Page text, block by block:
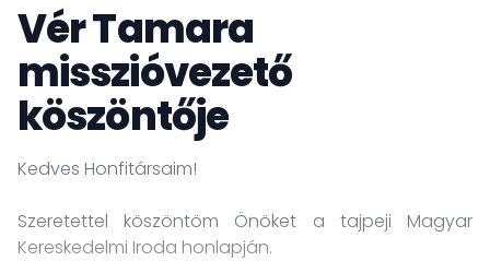
Vér Tamara
misszióvezető
köszöntője
Kedves Honfitársaim!
Szeretettel köszöntöm Önöket a tajpeji Magyar
Kereskedelmi Iroda honlapján.